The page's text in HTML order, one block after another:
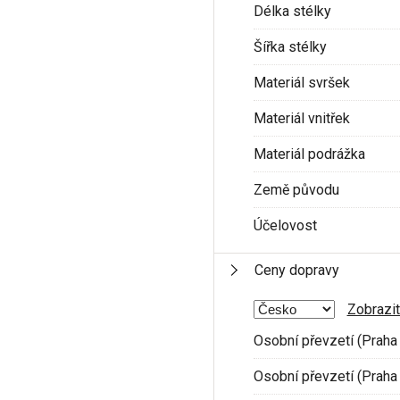
Délka stélky
Šířka stélky
Materiál svršek
Materiál vnitřek
Materiál podrážka
Země původu
Účelovost
Ceny dopravy
Osobní převzetí
Osobní převzetí